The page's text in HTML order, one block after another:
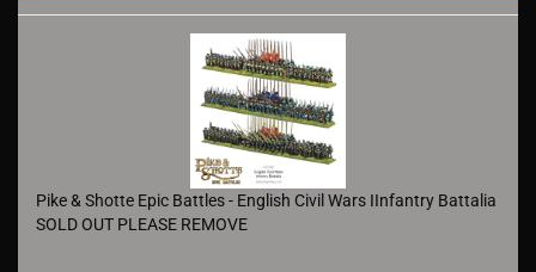
Pike & Shotte Epic Battles - English Civil Wars IInfantry Battalia
SOLD OUT PLEASE REMOVE